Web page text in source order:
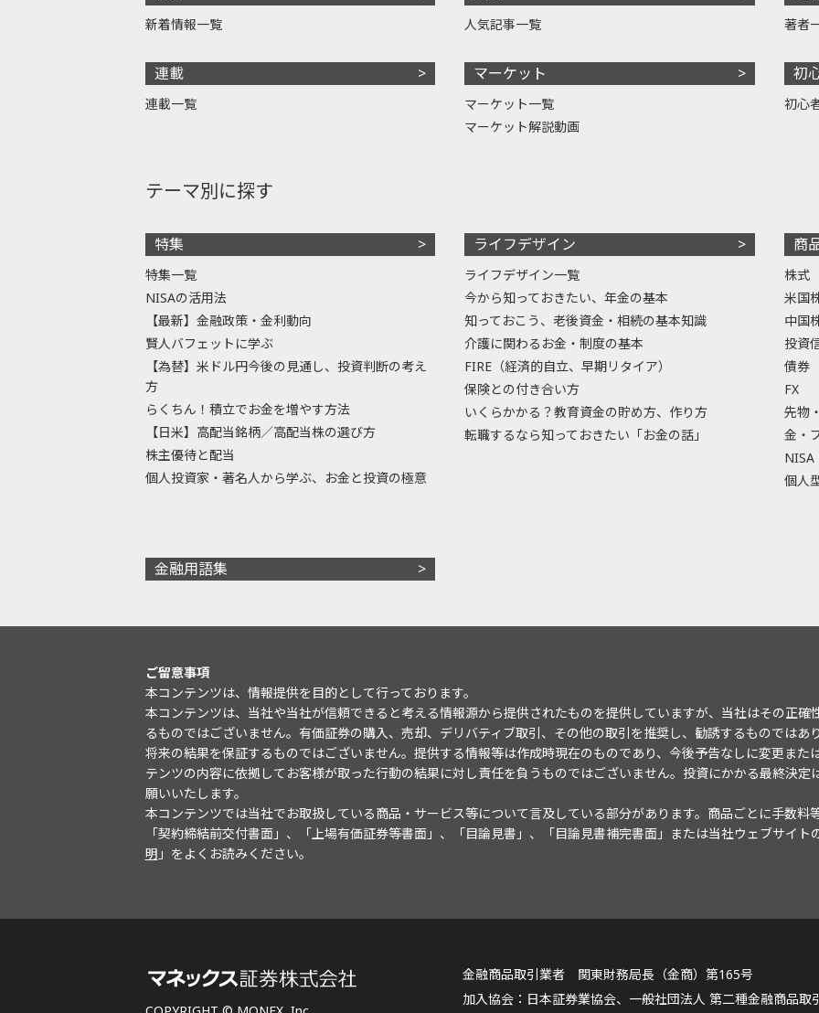
新着情報一覧
連載
連載一覧
人気記事一覧
マーケット
マーケット一覧
マーケット解説動画
著者
初
初心
テーマ別に探す
特集
特集一覧
NISAの活用法
【最新】金融政策・金利動向
賢人バフェットに学ぶ
【為替】米ドル円今後の見通し、投資判断の考え
方
らくちん！積立でお金を増やす方法
【日米】高配当銘柄／高配当株の選び方
株主優待と配当
個人投資家・著名人から学ぶ、お金と投資の極意
ライフデザイン
ライフデザイン一覧
今から知っておきたい、年金の基本
知っておこう、老後資金・相続の基本知識
介護に関わるお金・制度の基本
FIRE（経済的自立、早期リタイア）
保険との付き合い方
いくらかかる？教育資金の貯め方、作り方
転職するなら知っておきたい「お金の話」
商
株式
米国
中国
投資
債券
FX
先物
金・
NISA
個人
金融用語集
ご留意事項
本コンテンツは、情報提供を目的として行っております。
本コンテンツは、当社や当社が信頼できると考える情報源から提供されたものを提供していますが、当社はその正
るものではございません。有価証券の購入、売却、デリバティブ取引、その他の取引を推奨し、勧誘するものではあ
将来の結果を保証するものではございません。提供する情報等は作成時現在のものであり、今後予告なしに変更また
テンツの内容に依拠してお客様が取った行動の結果に対し責任を負うものではございません。投資にかかる最終決
願いいたします。
本コンテンツでは当社でお取扱している商品・サービス等について言及している部分があります。商品ごとに手数料
「契約締結前交付書面」、「上場有価証券等書面」、「目論見書」、「目論見書補完書面」または当社ウェブサイト
明 」をよくお読みください。
金融商品取引業者 関東財務局長（金商）第165号
日本証券業協会、一般社団法人 第二種金融商品取